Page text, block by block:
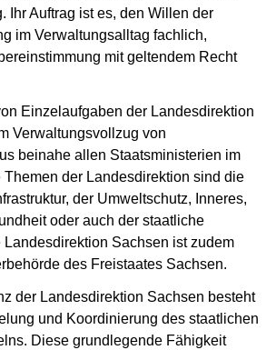
Ihr Auftrag ist es, den Willen der
im Verwaltungsalltag fachlich,
mit geltendem Recht
Einzelaufgaben der Landesdirektion
Verwaltungsvollzug von
beinahe allen Staatsministerien im
Themen der Landesdirektion sind die
der Umweltschutz, Inneres,
oder auch der staatliche
Sachsen ist zudem
des Freistaates Sachsen.
der Landesdirektion Sachsen besteht
und Koordinierung des staatlichen
Diese grundlegende Fähigkeit